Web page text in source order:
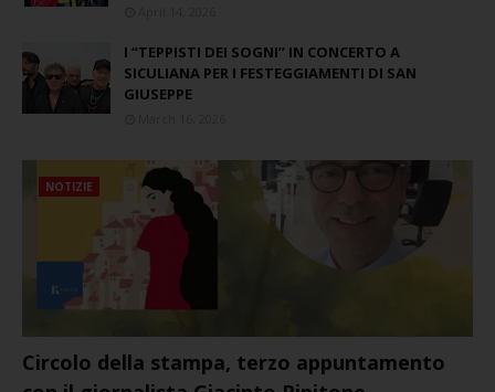
I “TEPPISTI DEI SOGNI” IN CONCERTO A
SICULIANA PER I FESTEGGIAMENTI DI SAN
GIUSEPPE
NOTIZIE
Circolo della stampa, terzo appuntamento